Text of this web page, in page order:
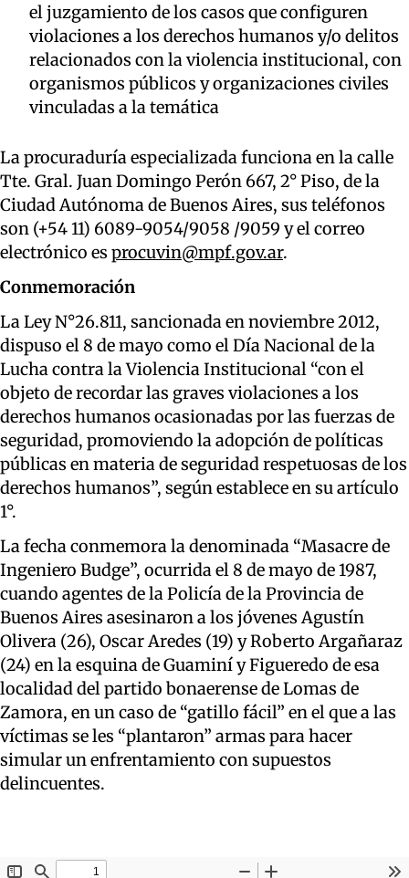
el juzgamiento de los casos que configuren
violaciones a los derechos humanos y/o delitos
relacionados con la violencia institucional, con
organismos públicos y organizaciones civiles
vinculadas a la temática
La procuraduría especializada funciona en la calle
Tte. Gral. Juan Domingo Perón 667, 2° Piso, de la
Ciudad Autónoma de Buenos Aires, sus teléfonos
son (+54 11) 6089-9054/9058 /9059 y el correo
electrónico es procuvin@mpf.gov.ar.
Conmemoración
La Ley N°26.811, sancionada en noviembre 2012,
dispuso el 8 de mayo como el Día Nacional de la
Lucha contra la Violencia Institucional “con el
objeto de recordar las graves violaciones a los
derechos humanos ocasionadas por las fuerzas de
seguridad, promoviendo la adopción de políticas
públicas en materia de seguridad respetuosas de los
derechos humanos”, según establece en su artículo
1°.
La fecha conmemora la denominada “Masacre de
Ingeniero Budge”, ocurrida el 8 de mayo de 1987,
cuando agentes de la Policía de la Provincia de
Buenos Aires asesinaron a los jóvenes Agustín
Olivera (26), Oscar Aredes (19) y Roberto Argañaraz
(24) en la esquina de Guaminí y Figueredo de esa
localidad del partido bonaerense de Lomas de
Zamora, en un caso de “gatillo fácil” en el que a las
víctimas se les “plantaron” armas para hacer
simular un enfrentamiento con supuestos
delincuentes.